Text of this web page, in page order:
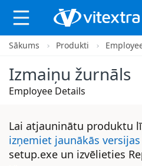
Sākums Produkti
Izmaiņu žurnāls
Employee Details
Lai atjauninātu produktu
izņemiet jaunākās
setup.exe un izvēlieties